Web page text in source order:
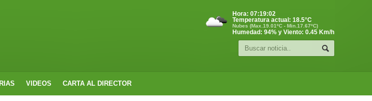
Hora: 07:19:03
Temperatura actual: 18.5°C
Nubes (Max.19.01ºC - Min.17.67ºC)
Humedad: 94% y Viento: 0.45 Km/h
VIDEOS CARTA AL DIRECTOR